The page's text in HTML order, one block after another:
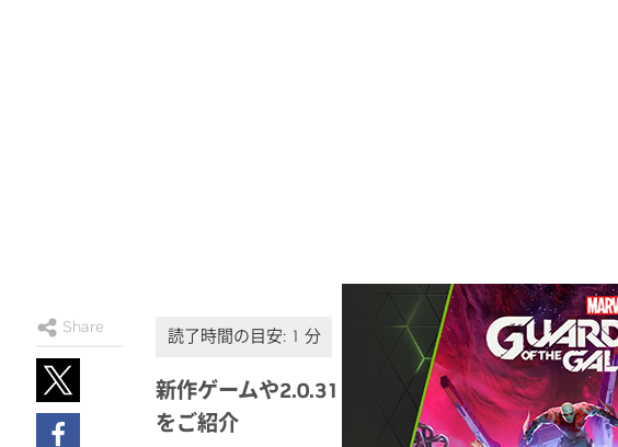
Share
新作ゲームや2.0.31 サービス アップデート、新
をご紹介